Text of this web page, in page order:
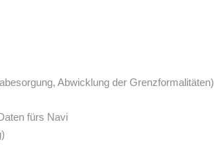
Abwicklung der Grenzformalitäten)
fürs Navi